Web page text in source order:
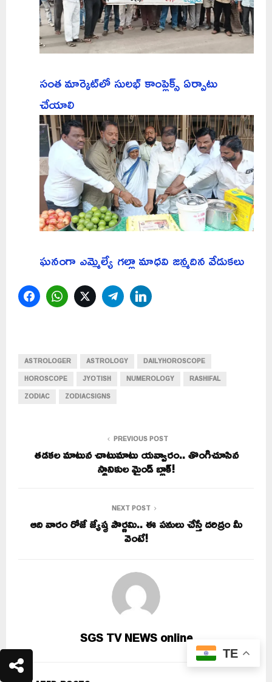
సంత మార్కెట్‌లో సులభ్ కాంప్లెక్స్ ఏర్పాటు
చేయాలి
ఘనంగా ఎమ్మెల్యే గల్లా మాధవి జన్మదిన వేడుకలు
FacebookWhatsAppTwitterTelegram
ASTROLOGER ASTROLOGY
DAILYHOROSCOPE
HOROSCOPE
JYOTISH NUMEROLOGY
RASHIFAL
ZODIAC
ZODIACSIGNS
PREVIOUS POST
తడకల మాటున చాటుమాటు యవ్వారం.. తొంగిచూసిన
స్థానికుల మైండ్ బ్లాక్!
NEXT POST
ఆది వారం రోజే జ్యేష్ఠ పౌర్ణమి.. ఈ పనులు చేస్తే దరిద్రం మీ
వెంటే!
SGS TV NEWS online
TE